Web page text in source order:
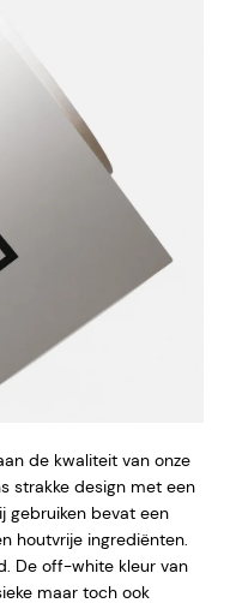
de kwaliteit van onze
strakke design met een
gebruiken bevat een
houtvrije ingrediënten.
De off-white kleur van
maar toch ook